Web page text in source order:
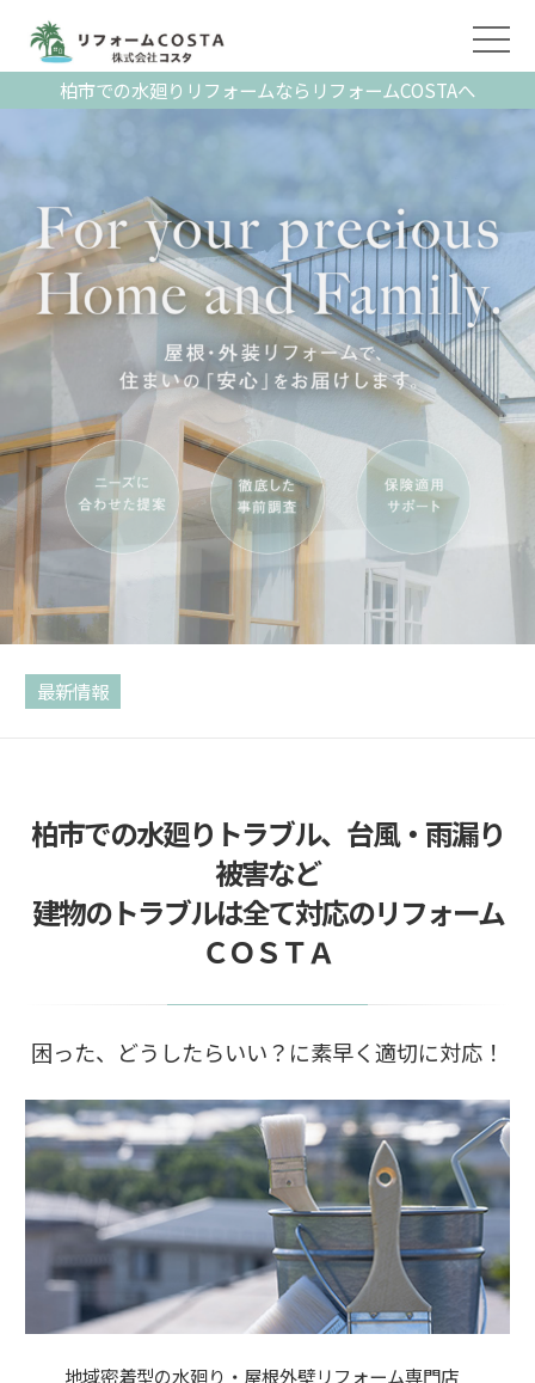
柏市での水廻りリフォームならリフォームCOSTAへ
最新情報
柏市での水廻りトラブル、台風・雨漏り
被害など
建物のトラブルは全て対応のリフォーム
ＣＯＳＴＡ
困った、どうしたらいい？に素早く適切に対応！
地域密着型の水廻り・屋根外壁リフォーム専門店